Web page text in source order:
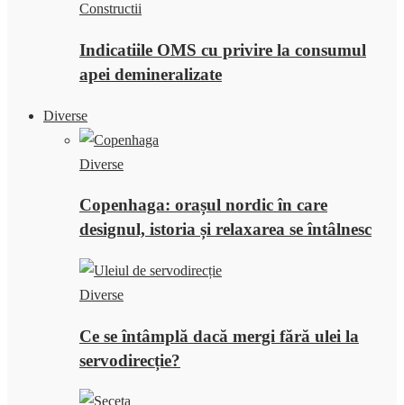
Constructii
Indicatiile OMS cu privire la consumul
apei demineralizate
Diverse
Diverse
Copenhaga: orașul nordic în care
designul, istoria și relaxarea se întâlnesc
Diverse
Ce se întâmplă dacă mergi fără ulei la
servodirecție?